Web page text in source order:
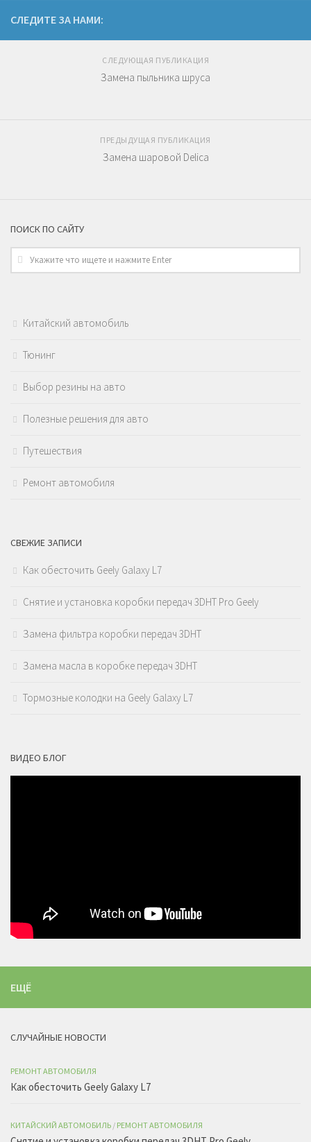
СЛЕДИТЕ ЗА НАМИ:
СЛЕДУЮЩАЯ ПУБЛИКАЦИЯ
Замена пыльника шруса
ПРЕДЫДУЩАЯ ПУБЛИКАЦИЯ
Замена шаровой Delica
ПОИСК ПО САЙТУ
Китайский автомобиль
Тюнинг
Выбор резины на авто
Полезные решения для авто
Путешествия
Ремонт автомобиля
СВЕЖИЕ ЗАПИСИ
Как обесточить Geely Galaxy L7
Снятие и установка коробки передач 3DHT Pro Geely
Замена фильтра коробки передач 3DHT
Замена масла в коробке передач 3DHT
Тормозные колодки на Geely Galaxy L7
ВИДЕО БЛОГ
ЕЩЁ
СЛУЧАЙНЫЕ НОВОСТИ
РЕМОНТ АВТОМОБИЛЯ
Как обесточить Geely Galaxy L7
КИТАЙСКИЙ АВТОМОБИЛЬ / РЕМОНТ АВТОМОБИЛЯ